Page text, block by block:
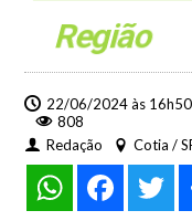
Região
22/06/2024 às
808
Redação
Cotia /
WhatsApp